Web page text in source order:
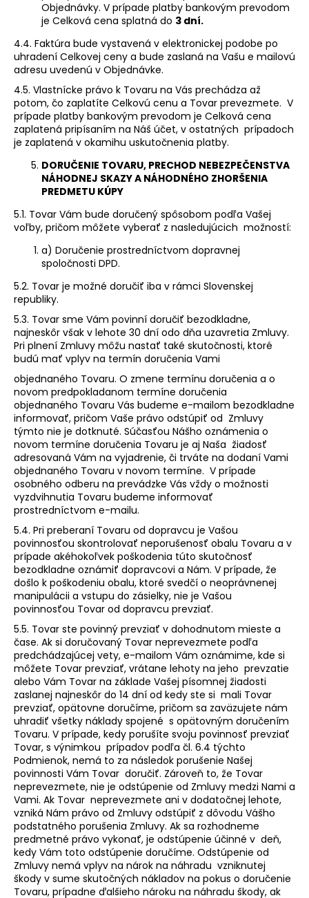
Objednávky. V prípade platby bankovým prevodom
je Celková cena splatná do 3 dní.
4.4. Faktúra bude vystavená v elektronickej podobe po
uhradení Celkovej ceny a bude zaslaná na Vašu e mailovú
adresu uvedenú v Objednávke.
4.5. Vlastnícke právo k Tovaru na Vás prechádza až
potom, čo zaplatíte Celkovú cenu a Tovar prevezmete. V
prípade platby bankovým prevodom je Celková cena
zaplatená pripísaním na Náš účet, v ostatných prípadoch
je zaplatená v okamihu uskutočnenia platby.
DORUČENIE TOVARU, PRECHOD NEBEZPEČENSTVA
NÁHODNEJ SKAZY A NÁHODNÉHO ZHORŠENIA
PREDMETU KÚPY
5.1. Tovar Vám bude doručený spôsobom podľa Vašej
voľby, pričom môžete vyberať z nasledujúcich možností:
a) Doručenie prostredníctvom dopravnej
spoločnosti DPD.
5.2. Tovar je možné doručiť iba v rámci Slovenskej
republiky.
5.3. Tovar sme Vám povinní doručiť bezodkladne,
najneskôr však v lehote 30 dní odo dňa uzavretia Zmluvy.
Pri plnení Zmluvy môžu nastať také skutočnosti, ktoré
budú mať vplyv na termín doručenia Vami
objednaného Tovaru. O zmene termínu doručenia a o
novom predpokladanom termíne doručenia
objednaného Tovaru Vás budeme e-mailom bezodkladne
informovať, pričom Vaše právo odstúpiť od Zmluvy
týmto nie je dotknuté. Súčasťou Nášho oznámenia o
novom termíne doručenia Tovaru je aj Naša žiadosť
adresovaná Vám na vyjadrenie, či trváte na dodaní Vami
objednaného Tovaru v novom termíne. V prípade
osobného odberu na prevádzke Vás vždy o možnosti
vyzdvihnutia Tovaru budeme informovať
prostredníctvom e-mailu.
5.4. Pri preberaní Tovaru od dopravcu je Vašou
povinnosťou skontrolovať neporušenosť obalu Tovaru a v
prípade akéhokoľvek poškodenia túto skutočnosť
bezodkladne oznámiť dopravcovi a Nám. V prípade, že
došlo k poškodeniu obalu, ktoré svedčí o neoprávnenej
manipulácii a vstupu do zásielky, nie je Vašou
povinnosťou Tovar od dopravcu prevziať.
5.5. Tovar ste povinný prevziať v dohodnutom mieste a
čase. Ak si doručovaný Tovar neprevezmete podľa
predchádzajúcej vety, e-mailom Vám oznámime, kde si
môžete Tovar prevziať, vrátane lehoty na jeho prevzatie
alebo Vám Tovar na základe Vašej písomnej žiadosti
zaslanej najneskôr do 14 dní od kedy ste si mali Tovar
prevziať, opätovne doručíme, pričom sa zaväzujete nám
uhradiť všetky náklady spojené s opätovným doručením
Tovaru. V prípade, kedy porušíte svoju povinnosť prevziať
Tovar, s výnimkou prípadov podľa čl. 6.4 týchto
Podmienok, nemá to za následok porušenie Našej
povinnosti Vám Tovar doručiť. Zároveň to, že Tovar
neprevezmete, nie je odstúpenie od Zmluvy medzi Nami a
Vami. Ak Tovar neprevezmete ani v dodatočnej lehote,
vzniká Nám právo od Zmluvy odstúpiť z dôvodu Vášho
podstatného porušenia Zmluvy. Ak sa rozhodneme
predmetné právo vykonať, je odstúpenie účinné v deň,
kedy Vám toto odstúpenie doručíme. Odstúpenie od
Zmluvy nemá vplyv na nárok na náhradu vzniknutej
škody v sume skutočných nákladov na pokus o doručenie
Tovaru, prípadne ďalšieho nároku na náhradu škody, ak